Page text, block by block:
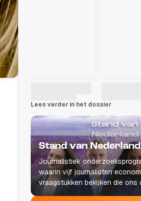
Lees verder in het dossier
Stand van Nederland
Journalistiek
waarin vijf journalisten
vraagstukken bekijken die ons
leven raken.